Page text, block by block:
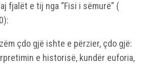
fjalët e tij nga “Fisi i sëmurë” (
çdo gjë ishte e përzier, çdo gjë:
e historisë, kundër euforia,